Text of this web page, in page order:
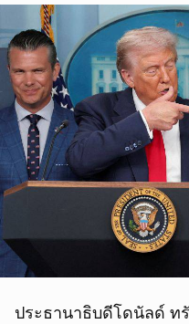
ประธานาธิบดีโดนัลด์ ท